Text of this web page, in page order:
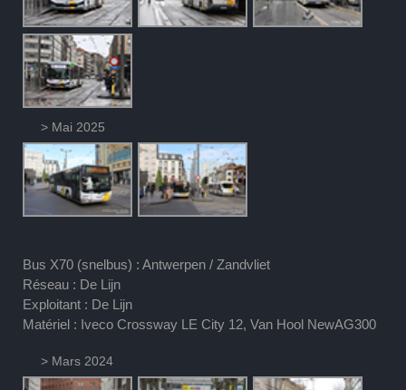
> Mai 2025
Bus X70 (snelbus) : Antwerpen / Zandvliet
Réseau : De Lijn
Exploitant : De Lijn
Matériel : Iveco Crossway LE City 12, Van Hool NewAG300
> Mars 2024